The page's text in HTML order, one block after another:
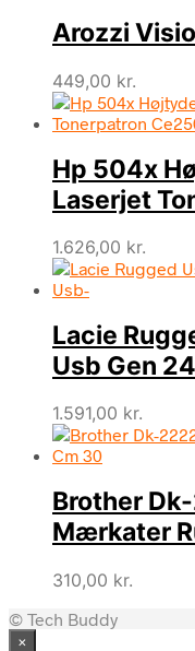
Arozzi
449,00 kr.
Hp 504x
Laserjet
1.626,00 kr.
Lacie
Usb Gen
1.591,00 kr.
Brother
Mærkater
310,00 kr.
© Tech Buddy
×